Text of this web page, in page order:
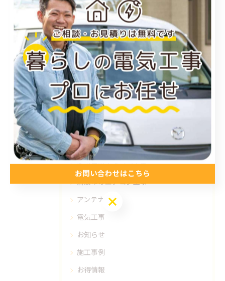
関連タグ
#岡山 #アンテナ工事 #業者
カテゴリー Categories
全てのカテゴリー
福山市のエアコン工事
尾道市のエアコン工事
倉敷市のエアコン工事
アンテナ工事
電気工事
お知らせ
施工事例
お得情報
お問い合わせはこちら
お問い合わせはこちら